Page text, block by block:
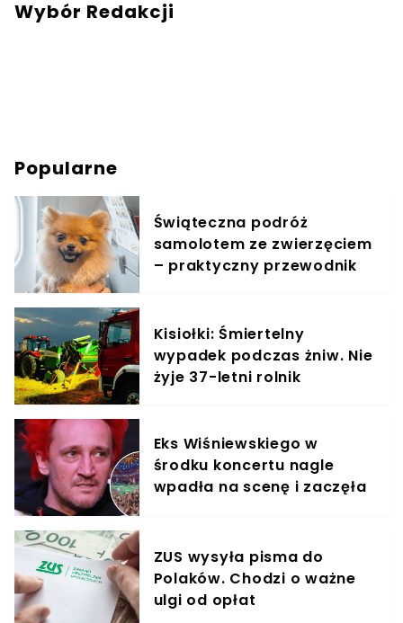
Wybór Redakcji
Popularne
Świąteczna podróż
samolotem ze zwierzęciem
– praktyczny przewodnik
Kisiołki: Śmiertelny
wypadek podczas żniw. Nie
żyje 37-letni rolnik
Eks Wiśniewskiego w
środku koncertu nagle
wpadła na scenę i zaczęła
ZUS wysyła pisma do
Polaków. Chodzi o ważne
ulgi od opłat